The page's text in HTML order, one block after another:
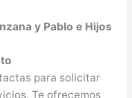
y Pablo e Hijos
para solicitar
Te ofrecemos